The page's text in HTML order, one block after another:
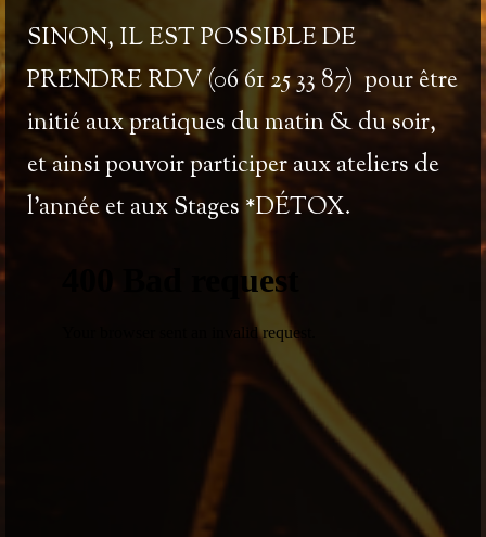
SINON, IL EST POSSIBLE DE
PRENDRE RDV (06 61 25 33 87) pour être
initié aux pratiques du matin & du soir,
et ainsi pouvoir participer aux ateliers de
l’année et auxStages *DÉTOX.